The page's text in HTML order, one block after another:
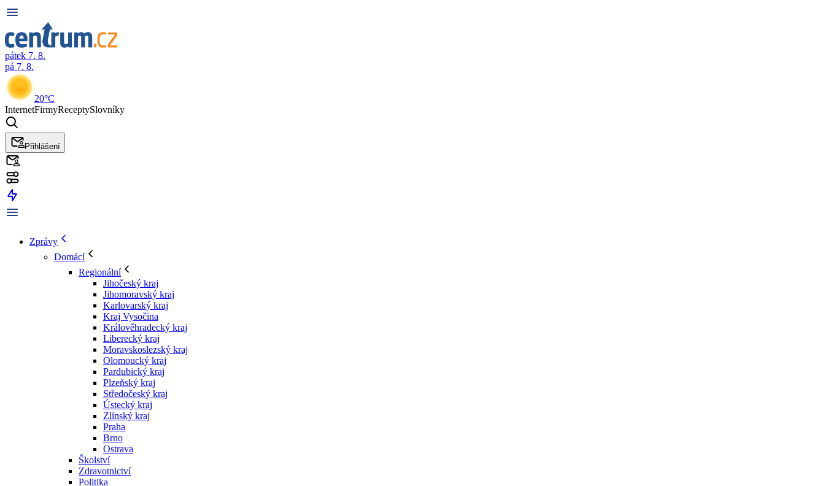
pátek 7. 8.
pá 7. 8.
20°C
InternetFirmyReceptySlovníky
Přihlášení
Zprávy
Domácí
Regionální
Jihočeský kraj
Jihomoravský kraj
Karlovarský kraj
Kraj Vysočina
Králověhradecký kraj
Liberecký kraj
Moravskoslezský kraj
Olomoucký kraj
Pardubický kraj
Plzeňský kraj
Středočeský kraj
Ústecký kraj
Zlínský kraj
Praha
Brno
Ostrava
Školství
Zdravotnictví
Politika